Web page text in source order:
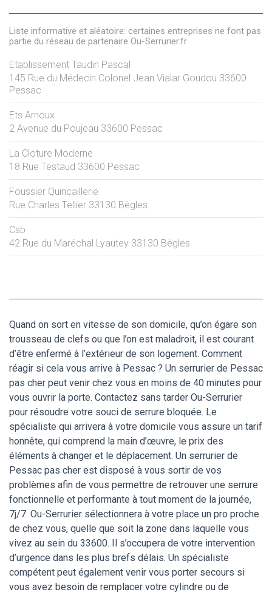
Liste informative et aléatoire: certaines entreprises ne font pas
partie du réseau de partenaire Ou-Serrurier.fr
Etablissement Taudin Pascal
145 Rue du Médecin Colonel Jean Vialar Goudou 33600
Pessac
Ets Arnoux
2 Avenue du Poujeau 33600 Pessac
La Cloture Moderne
18 Rue Testaud 33600 Pessac
Foussier Quincaillerie
Rue Charles Tellier 33130 Bègles
Csb
42 Rue du Maréchal Lyautey 33130 Bègles
Quand on sort en vitesse de son domicile, qu’on égare son
trousseau de clefs ou que l’on est maladroit, il est courant
d’être enfermé à l’extérieur de son logement. Comment
réagir si cela vous arrive à Pessac ? Un serrurier de Pessac
pas cher peut venir chez vous en moins de 40 minutes pour
vous ouvrir la porte. Contactez sans tarder Ou-Serrurier
pour résoudre votre souci de serrure bloquée. Le
spécialiste qui arrivera à votre domicile vous assure un tarif
honnête, qui comprend la main d’œuvre, le prix des
éléments à changer et le déplacement. Un serrurier de
Pessac pas cher est disposé à vous sortir de vos
problèmes afin de vous permettre de retrouver une serrure
fonctionnelle et performante à tout moment de la journée,
7j/7. Ou-Serrurier sélectionnera à votre place un pro proche
de chez vous, quelle que soit la zone dans laquelle vous
vivez au sein du 33600. Il s’occupera de votre intervention
d’urgence dans les plus brefs délais. Un spécialiste
compétent peut également venir vous porter secours si
vous avez besoin de remplacer votre cylindre ou de